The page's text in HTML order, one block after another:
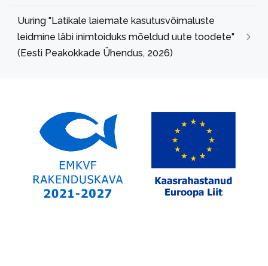
Uuring "Latikale laiemate kasutusvõimaluste
leidmine läbi inimtoiduks mõeldud uute toodete"
(Eesti Peakokkade Ühendus, 2026)